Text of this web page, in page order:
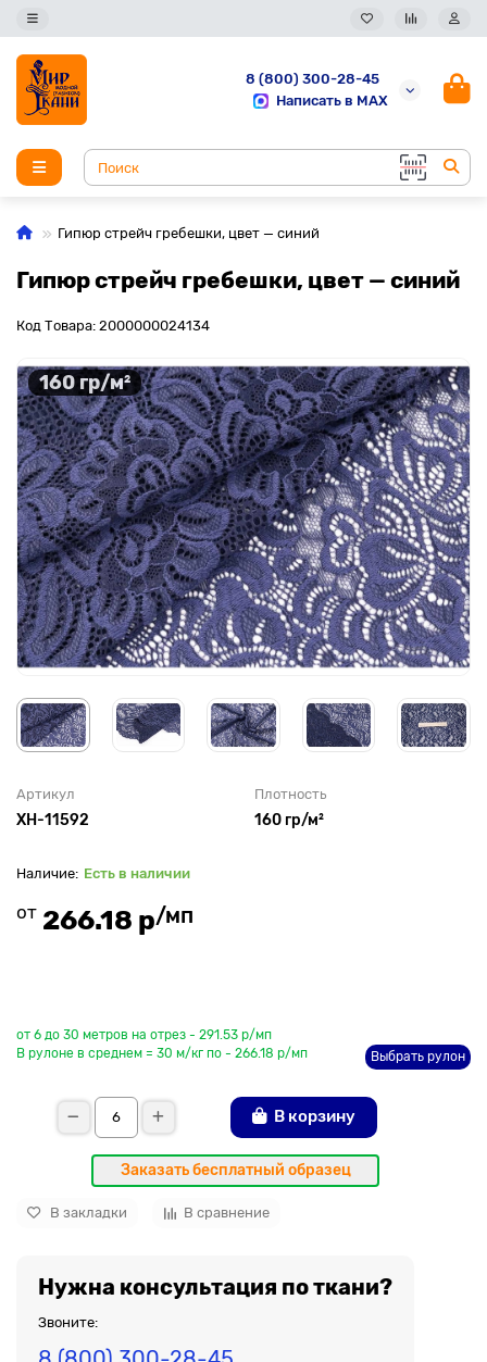
8 (800) 300-28-45
Написать в MAX
Гипюр стрейч гребешки, цвет — синий
Гипюр стрейч гребешки, цвет — синий
Код Товара: 2000000024134
160 гр/м²
Артикул
XH-11592
Плотность
160 гр/м²
Есть в наличии
от 266.18 р/мп
от 6 до 30 метров на отрез - 291.53 р/мп
В рулоне в среднем = 30 м/кг по - 266.18 р/мп
Выбрать рулон
В корзину
Заказать бесплатный образец
В закладки В сравнение
Нужна консультация по ткани?
Звоните: